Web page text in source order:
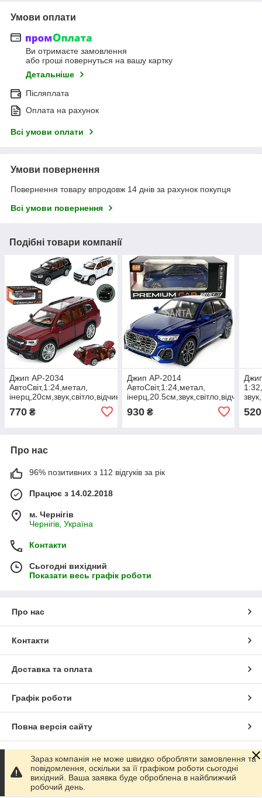
Умови оплати
Ви отримаєте замовлення
або гроші повернуться на вашу картку
Детальніше
Післяплата
Оплата на рахунок
Всі умови оплати
Умови повернення
Повернення товару впродовж 14 днів за рахунок покупця
Всі умови повернення
Подібні товари компанії
Джип AP-2034
АвтоСвіт,1:24,метал,
інерц,20см,звук,світло,відчиняються
770 ₴
Джип AP-2014
АвтоСвіт,1:24,метал,
930₴ 520
Про нас
96% позитивних з 112 відгуків за рік
Працює з 14.02.2018
м. Чернігів
Чернігів, Україна
Контакти
Сьогодні вихідний
Показати весь графік роботи
Про нас
Контакти
Доставка та оплата
Графік роботи
Повна версія сайту
Сайт створено на маркетплейсі Prom.ua
Політика конфіденційності
Зараз компанія не може швидко обробляти замовлення та
повідомлення, оскільки за її графіком роботи сьогодні
вихідний. Ваша заявка буде оброблена в найближчий
робочий день.